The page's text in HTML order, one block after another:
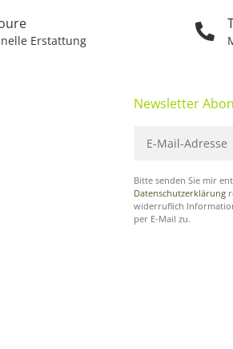
Erstattung
Newsletter
Bitte senden Sie mir
Datenschutzerklärung
widerruflich
per E-Mail zu.